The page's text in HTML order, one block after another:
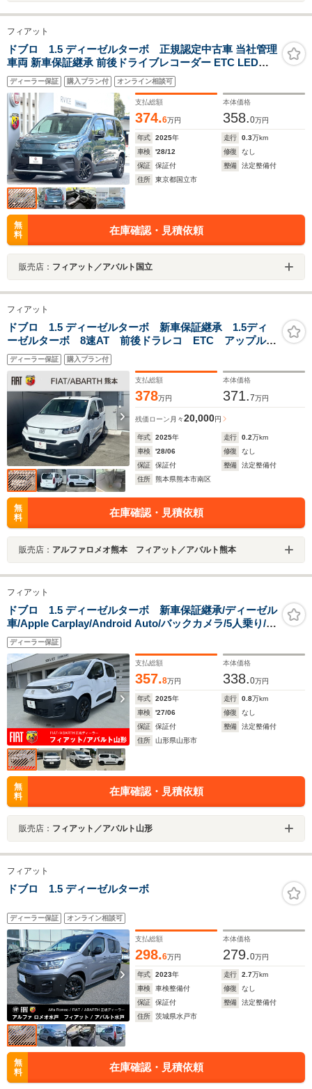
フィアット
ドブロ 1.5 ディーゼルターボ 正規認定中古車 当社管理
車両 新車保証継承 前後ドライブレコーダー ETC LEDヘ
ッドライト ブラック16インチAW 両側スライドドア
Apple Car Play/Android Auto対応 10インチタッチスクリ
ーン ステアリングヒーター
ディーラー保証 購入プラン付 オンライン相談可
支払総額
374.6万円
本体価格
358.0万円
年式 2025年 走行 0.3万km
車検
'28/12 修復
なし
保証
保証付 整備
法定整備付
住所
東京都国立市
無
料
在庫確認・見積依頼
販売店： フィアット／アバルト国立
フィアット
ドブロ 1.5 ディーゼルターボ 新車保証継承 1.5ディ
ーゼルターボ 8速AT 前後ドラレコ ETC アップル・
アンドロイド対応 アダプティブクルコン 自動ハイビ
ームLED 前後ソナー後カメラ
ディーラー保証 購入プラン付
支払総額
378万円
本体価格
371.7万円
残価ローン 月々20,000円
年式 2025年 走行 0.2万km
車検
'28/06 修復
なし
保証
保証付 整備
法定整備付
住所
熊本県熊本市南区
無
料
在庫確認・見積依頼
販売店： アルファロメオ熊本 フィアット／アバルト熊本
フィアット
ドブロ 1.5 ディーゼルターボ 新車保証継承/ディーゼル
車/Apple Carplay/Android Auto/バックカメラ/5人乗り/マ
イナーチェンジ前/ETC/前後ドライブレコーダー
ディーラー保証
支払総額
357.8万円
本体価格
338.0万円
年式 2025年 走行 0.8万km
車検
'27/06 修復
なし
保証
保証付 整備
法定整備付
住所
山形県山形市
無
料
在庫確認・見積依頼
販売店： フィアット／アバルト山形
フィアット
ドブロ 1.5 ディーゼルターボ
ディーラー保証 オンライン相談可
支払総額
298.6万円
本体価格
279.0万円
年式 2023年 走行 2.7万km
車検
車検整備付 修復
なし
保証
保証付 整備
法定整備付
住所
茨城県水戸市
無
料
在庫確認・見積依頼